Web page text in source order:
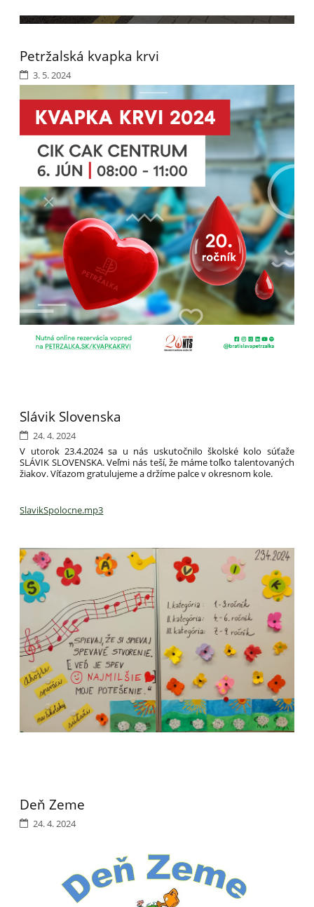
Petržalská kvapka krvi
3. 5. 2024
Slávik Slovenska
24. 4. 2024
V utorok 23.4.2024 sa u nás uskutočnilo školské kolo súťaže
SLÁVIK SLOVENSKA. Veľmi nás teší, že máme toľko talentovaných
žiakov. Víťazom gratulujeme a držíme palce v okresnom kole.
SlavikSpolocne.mp3
Deň Zeme
24. 4. 2024